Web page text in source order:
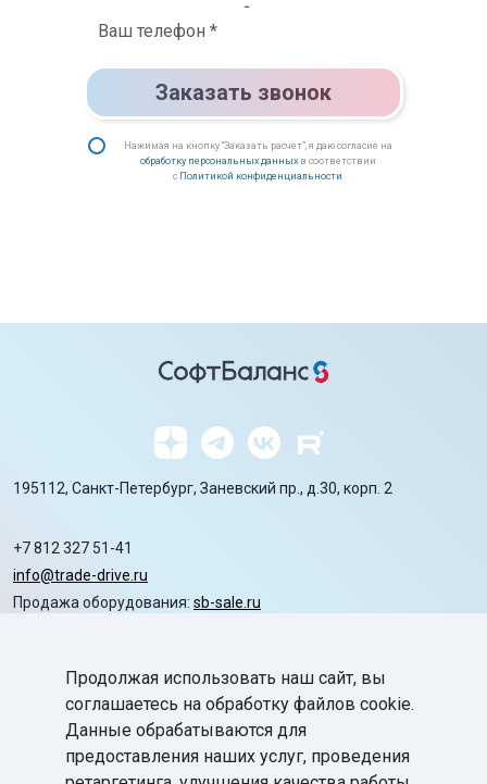
Заказать звонок
Нажимая на кнопку “Заказать расчет”, я даю согласие на
обработку персональных данныхв соответствии
с Политикой конфиденциальности
195112, Санкт-Петербург, Заневский пр., д.30, корп. 2
+7 812 327 51-41
info@trade-drive.ru
Продажа оборудования: sb-sale.ru
Автоматизацияchevron_right
Маркировкаchevron_right
Продолжая использовать наш сайт, вы
соглашаетесь на обработку файлов cookie.
Данные обрабатываются для
предоставления наших услуг, проведения